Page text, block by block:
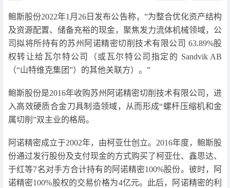
鲍斯股份2022年1月26日发布公告称，”为整合优化资产结构
及资源配置、储备充裕的现金，聚焦发力流体机械领域，公
司拟将所持有的苏州阿诺精密切削技术有限公司 63.89%股
权转让给瓦尔特公司（或瓦尔特公司指定的 Sandvik AB
（“山特维克集团”）的其他关联方）。”
鲍斯股份是2016年收购苏州阿诺精密切削技术有限公司，进
入高效硬质合金刀具制造领域，从而形成“螺杆压缩机和金
属切削”双主业的格局。
阿诺精密成立于2002年，由柯亚仕创立。2016年度，鲍斯股
份通过发行股份及支付现金的方式购买了柯亚仕、鑫思达、
于红等7名对手方合计持有的阿诺精密100%股份。彼时，阿
诺精密100%股权的交易价格为4亿元。此后，阿诺精密的利